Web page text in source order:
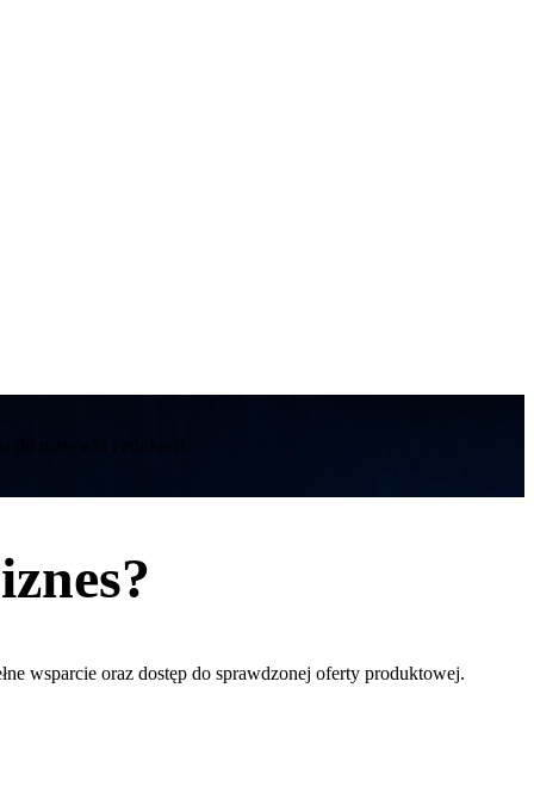
do rozrywki i edukacji
wsparcie oraz dostęp do sprawdzonej oferty produktowej.